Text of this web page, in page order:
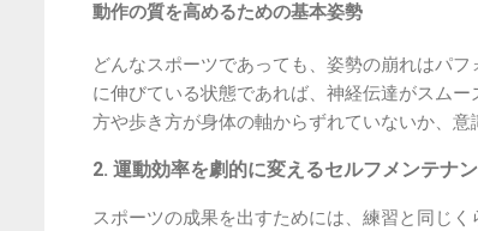
動作の質を高めるための基本姿勢
どんなスポーツであっても、姿勢の崩れはパ
に伸びている状態であれば、神経伝達がスム
方や歩き方が身体の軸からずれていないか、意
2. 運動効率を劇的に変えるセルフメンテナ
スポーツの成果を出すためには、練習と同じ